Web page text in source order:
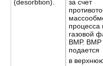
(desorbtion).
за счет
процесса
газовой
ВМР. ВМР
подается
в